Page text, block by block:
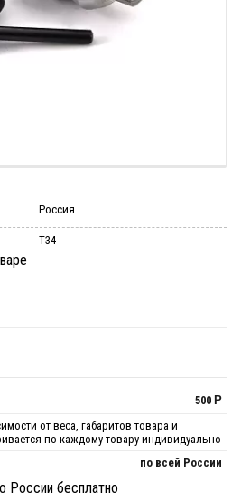
Россия
T34
500 Р
от веса, габаритов товара и
по каждому товару индивидуально
по всей России
России бесплатно